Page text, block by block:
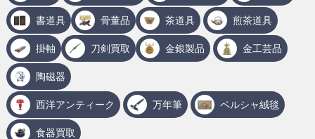
書道具 骨董品 茶道具 煎茶道具
掛軸 刀剣買取 金銀製品 金工芸品
陶磁器
西洋アンティーク 万年筆 ペルシャ絨毯
食器買取